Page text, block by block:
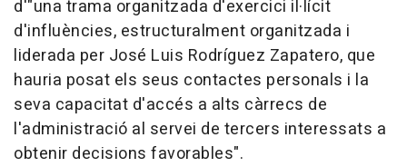
d'"una trama organitzada d'exercici il·lícit
d'influències, estructuralment organitzada i
liderada per José Luis Rodríguez Zapatero, que
hauria posat els seus contactes personals i la
seva capacitat d'accés a alts càrrecs de
l'administració al servei de tercers interessats a
obtenir decisions favorables".